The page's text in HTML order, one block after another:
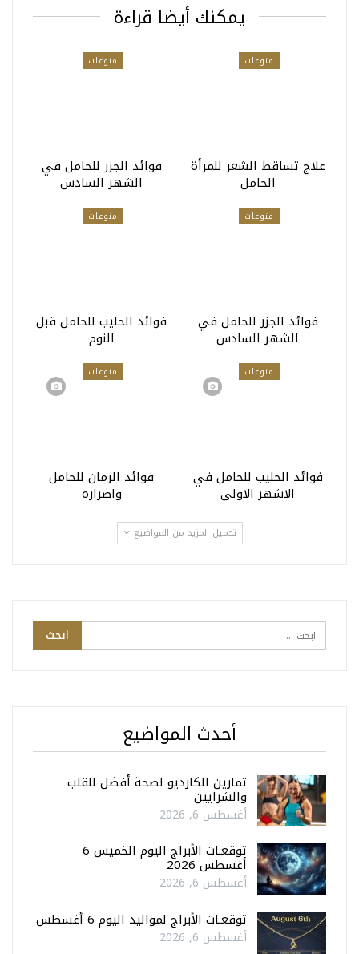
يمكنك أيضا قراءة
منوعات
علاج تساقط الشعر للمرأة
الحامل
منوعات
فوائد الجزر للحامل في
الشهر السادس
منوعات
فوائد الجزر للحامل في
الشهر السادس
منوعات
فوائد الحليب للحامل قبل
النوم
منوعات
فوائد الحليب للحامل في
الاشهر الاولى
منوعات
فوائد الرمان للحامل
واضراره
تحميل المزيد من المواضيع
أحدث المواضيع
تمارين الكارديو لصحة أفضل للقلب
والشرايين
أغسطس 6, 2026
توقعـات الأبراج اليوم الخميس 6
أغسطس 2026
أغسطس 6, 2026
توقعـات الأبراج لمواليد اليوم 6 أغسطس
أغسطس 6, 2026